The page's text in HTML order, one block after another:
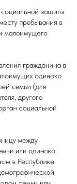
защиты
пребывания в
малоимущего
гражданина в
одиноко
семьи (для
другого
социальной
между
или одиноко
в Республике